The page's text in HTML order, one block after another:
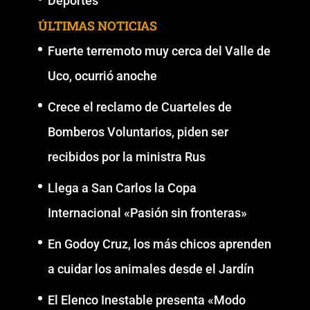
ÚLTIMAS NOTICIAS
Fuerte terremoto muy cerca del Valle de
Uco, ocurrió anoche
Crece el reclamo de Cuarteles de
Bomberos Voluntarios, piden ser
recibidos por la ministra Rus
Llega a San Carlos la Copa
Internacional «Pasión sin fronteras»
En Godoy Cruz, los más chicos aprenden
a cuidar los animales desde el Jardín
El Elenco Inestable presenta «Modo